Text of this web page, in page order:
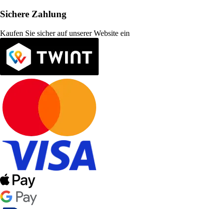
Sichere Zahlung
Kaufen Sie sicher auf unserer Website ein